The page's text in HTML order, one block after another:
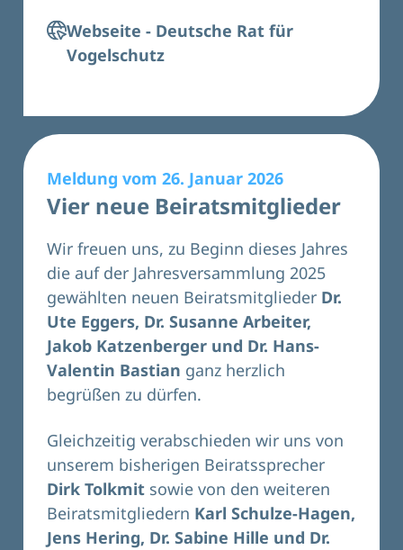
Webseite - Deutsche Rat für
Vogelschutz
Meldung vom 26. Januar 2026
Vier neue Beiratsmitglieder
Wir freuen uns, zu Beginn dieses Jahres
die auf der Jahresversammlung 2025
gewählten neuen Beiratsmitglieder Dr.
Ute Eggers, Dr. Susanne Arbeiter,
Jakob Katzenberger und Dr. Hans-
Valentin Bastian ganz herzlich
begrüßen zu dürfen.
Gleichzeitig verabschieden wir uns von
unserem bisherigen Beiratssprecher
Dirk Tolkmit sowie von den weiteren
Beiratsmitgliedern Karl Schulze-Hagen,
Jens Hering, Dr. Sabine Hille und Dr.